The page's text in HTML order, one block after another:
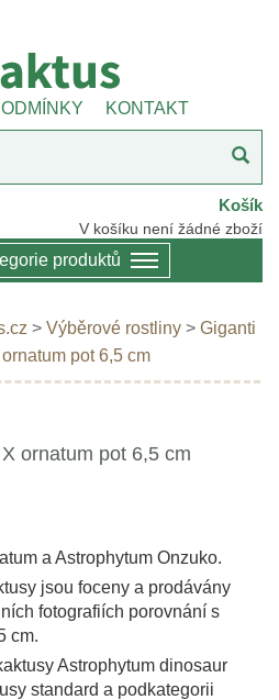
KONTAKT
Košík
V košíku není žádné zboží
produktů
> Výběrové rostliny > Giganti
pot 6,5 cm
ornatum pot 6,5 cm
a Astrophytum Onzuko.
jsou foceny a prodávány
fotografiích porovnání s
cm.
Astrophytum dinosaur
standard a podkategorii